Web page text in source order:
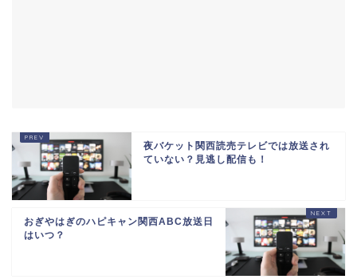
夜バケット関西読売テレビでは放送され
ていない？見逃し配信も！
おぎやはぎのハピキャン関西ABC放送日
はいつ？